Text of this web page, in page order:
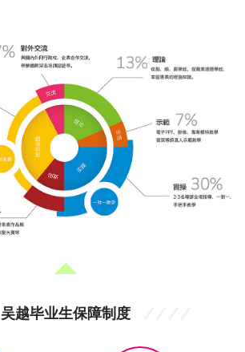
吴越毕业生保障制度